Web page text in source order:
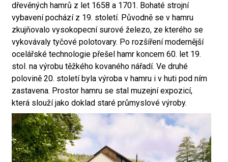
dřevěných hamrů z let 1658 a 1701. Bohaté strojní
vybavení pochází z 19. století. Původně se v hamru
zkujňovalo vysokopecní surové železo, ze kterého se
vykovávaly tyčové polotovary. Po rozšíření modernější
ocelářské technologie přešel hamr koncem 60. let 19.
stol. na výrobu těžkého kovaného nářadí. Ve druhé
polovině 20. století byla výroba v hamru i v huti pod ním
zastavena. Prostor hamru se stal muzejní expozicí,
která slouží jako doklad staré průmyslové výroby.